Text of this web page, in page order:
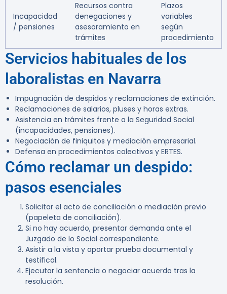
Incapacidad
/ pensiones
Recursos contra
denegaciones y
asesoramiento en
trámites
Plazos
variables
según
procedimiento
Servicios habituales de los
laboralistas en Navarra
Impugnación de despidos y reclamaciones de extinción.
Reclamaciones de salarios, pluses y horas extras.
Asistencia en trámites frente a la Seguridad Social
(incapacidades, pensiones).
Negociación de finiquitos y mediación empresarial.
Defensa en procedimientos colectivos y ERTES.
Cómo reclamar un despido:
pasos esenciales
Solicitar el acto de conciliación o mediación previo
(papeleta de conciliación).
Si no hay acuerdo, presentar demanda ante el
Juzgado de lo Social correspondiente.
Asistir a la vista y aportar prueba documental y
testifical.
Ejecutar la sentencia o negociar acuerdo tras la
resolución.